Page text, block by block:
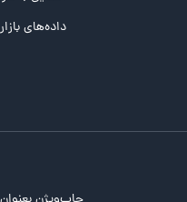
تست هوش
داده‌های